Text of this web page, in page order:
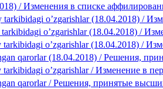
/ Изменения в списке
o’zgarishlar (18.04.2018) /
o’zgarishlar (18.04.2018) /
o’zgarishlar (18.04.2018) /
qarorlar (18.04.2018) / Решения,
o’zgarishlar / Изменение в
qarorlar / Решения, принятые